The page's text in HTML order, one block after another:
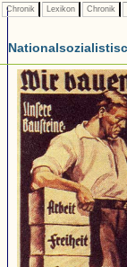
Chronik Lexikon Chronik